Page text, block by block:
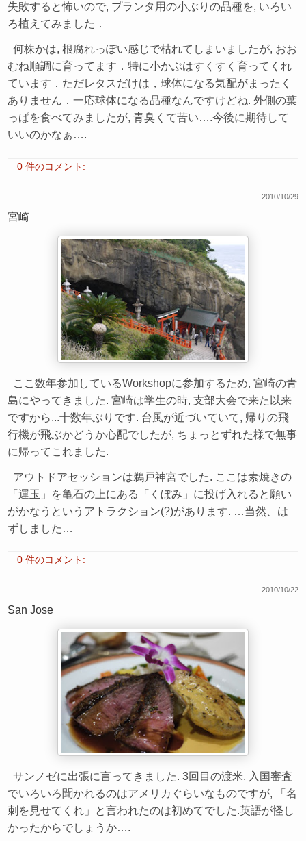
失敗すると怖いので, プランタ用の小ぶりの品種を, いろい
ろ植えてみました．
何株かは, 根腐れっぽい感じで枯れてしまいましたが, おお
むね順調に育ってます．特に小かぶはすくすく育ってくれ
ています．ただレタスだけは，球体になる気配がまったく
ありません．一応球体になる品種なんですけどね. 外側の葉
っぱを食べてみましたが, 青臭くて苦い….今後に期待して
いいのかなぁ….
0 件のコメント:
2010/10/29
宮崎
ここ数年参加しているWorkshopに参加するため, 宮崎の青
島にやってきました. 宮崎は学生の時, 支部大会で来た以来
ですから...十数年ぶりです. 台風が近づいていて, 帰りの飛
行機が飛ぶかどうか心配でしたが, ちょっとずれた様で無事
に帰ってこれました.
アウトドアセッションは鵜戸神宮でした. ここは素焼きの
「運玉」を亀石の上にある「くぼみ」に投げ入れると願い
がかなうというアトラクション(?)があります. …当然、は
ずしました…
0 件のコメント:
2010/10/22
San Jose
サンノゼに出張に言ってきました. 3回目の渡米. 入国審査
でいろいろ聞かれるのはアメリカぐらいなものですが, 「名
刺を見せてくれ」と言われたのは初めてでした.英語が怪し
かったからでしょうか….